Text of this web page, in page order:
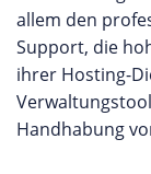
allem den
Support, die
ihrer Hosting-
Handhabung